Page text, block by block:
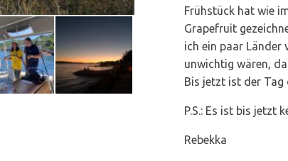
Frühstück hat wie
Grapefruit
ich ein paar Länder
unwichtig wären,
Bis jetzt ist der
P.S.: Es ist bis jetzt
Rebekka